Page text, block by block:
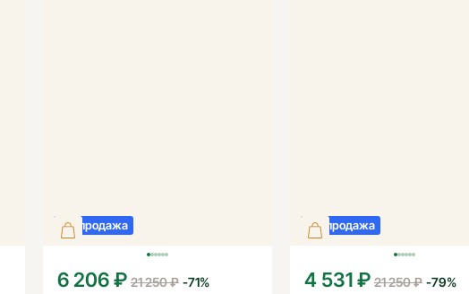
Распродажа
6 206 ₽ 21 250 ₽ -71%
Распродажа
4 531 ₽ 21 250 ₽ -79%